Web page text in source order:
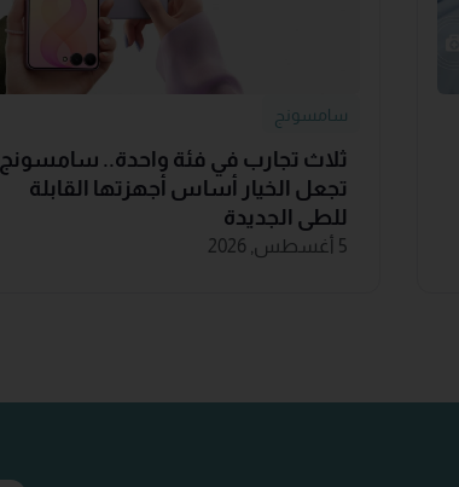
سامسونج
ثلاث تجارب في فئة واحدة.. سامسونج
تجعل الخيار أساس أجهزتها القابلة
للطي الجديدة
5 أغسطس, 2026